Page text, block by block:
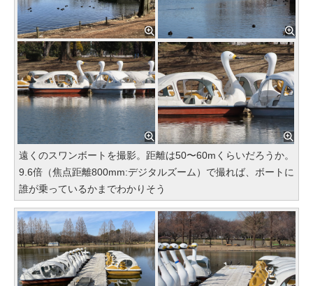
遠くのスワンボートを撮影。距離は50〜60mくらいだろうか。
9.6倍（焦点距離800mm:デジタルズーム）で撮れば、ボートに
誰が乗っているかまでわかりそう